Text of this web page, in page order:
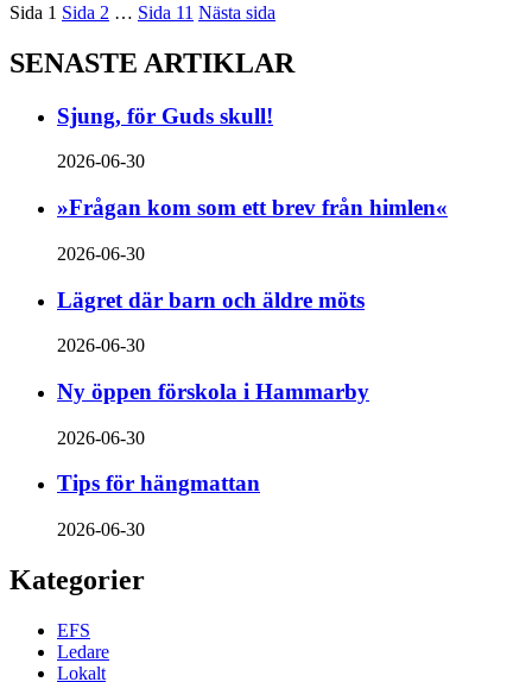
Sida 1 Sida 2 … Sida 11 Nästa sida
SENASTE ARTIKLAR
Sjung, för Guds skull!
2026-06-30
»Frågan kom som ett brev från himlen«
2026-06-30
Lägret där barn och äldre möts
2026-06-30
Ny öppen förskola i Hammarby
2026-06-30
Tips för hängmattan
2026-06-30
Kategorier
EFS
Ledare
Lokalt